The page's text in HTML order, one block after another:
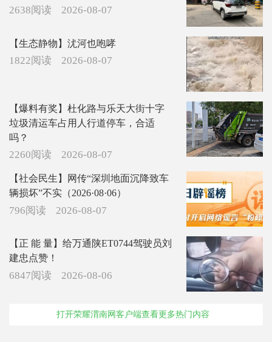
2638阅读 2026-08-07
【生态静物】沋河也咆哮
1822阅读 2026-08-07
【爆料有奖】杜化路与乐天大街十字
垃圾清运车占用人行道停车，合适
吗？
2260阅读 2026-08-07
【社会民生】网传“深圳地面沉降致车
辆损坏”不实（2026·08·06）
796阅读 2026-08-07
【正 能 量】给万通陕ET0744驾驶员刘
建忠点赞！
6847阅读 2026-08-06
打开荣耀渭南网客户端查看更多热门内容